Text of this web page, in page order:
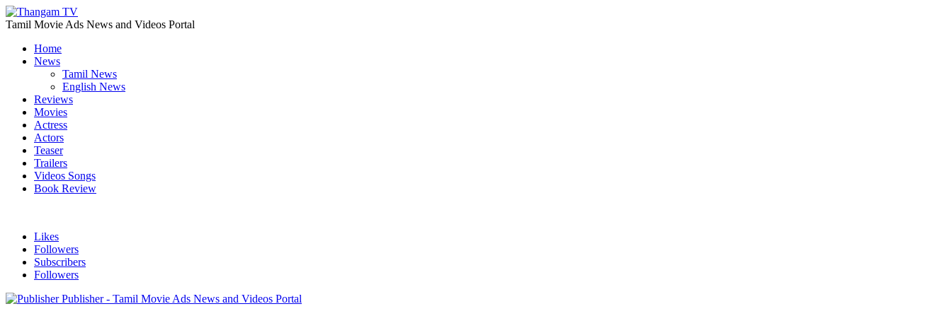
Tamil Movie Ads News and Videos Portal
Home
News
Tamil News
English News
Reviews
Movies
Actress
Actors
Teaser
Trailers
Videos Songs
Book Review
Likes
Followers
Subscribers
Followers
Publisher - Tamil Movie Ads News and Videos Portal